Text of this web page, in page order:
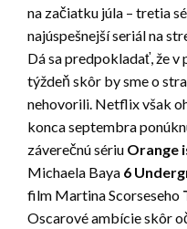
na začiatku júla – tretia
najúspešnejší seriál na
Dá sa predpokladať, že
týždeň skôr by sme o
nehovorili. Netflix však
konca septembra
záverečnú sériu Orange
Michaela Baya 6
film Martina Scorseseho
Oscarové ambície skôr